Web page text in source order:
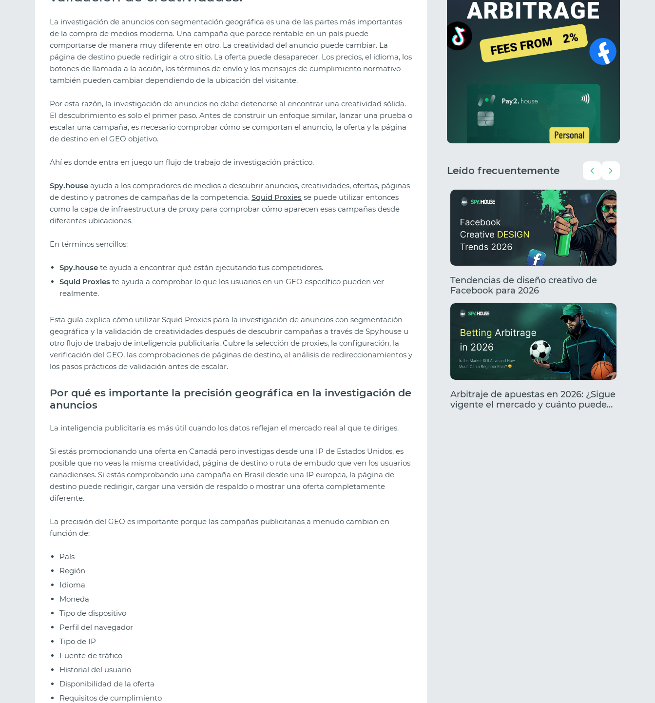
La investigación de anuncios con segmentación geográfica es una de las partes más importantes
de la compra de medios moderna. Una campaña que parece rentable en un país puede
comportarse de manera muy diferente en otro. La creatividad del anuncio puede cambiar. La
página de destino puede redirigir a otro sitio. La oferta puede desaparecer. Los precios, el idioma, los
botones de llamada a la acción, los términos de envío y los mensajes de cumplimiento normativo
también pueden cambiar dependiendo de la ubicación del visitante.
Por esta razón, la investigación de anuncios no debe detenerse al encontrar una creatividad sólida.
El descubrimiento es solo el primer paso. Antes de construir un enfoque similar, lanzar una prueba o
escalar una campaña, es necesario comprobar cómo se comportan el anuncio, la oferta y la página
de destino en el GEO objetivo.
Ahí es donde entra en juego un flujo de trabajo de investigación práctico.
Spy.house ayuda a los compradores de medios a descubrir anuncios, creatividades, ofertas, páginas
de destino y patrones de campañas de la competencia. Squid Proxies se puede utilizar entonces
como la capa de infraestructura de proxy para comprobar cómo aparecen esas campañas desde
diferentes ubicaciones.
En términos sencillos:
Spy.house te ayuda a encontrar qué están ejecutando tus competidores.
Squid Proxies te ayuda a comprobar lo que los usuarios en un GEO específico pueden ver
realmente.
Esta guía explica cómo utilizar Squid Proxies para la investigación de anuncios con segmentación
geográfica y la validación de creatividades después de descubrir campañas a través de Spy.house u
otro flujo de trabajo de inteligencia publicitaria. Cubre la selección de proxies, la configuración, la
verificación del GEO, las comprobaciones de páginas de destino, el análisis de redireccionamientos y
los pasos prácticos de validación antes de escalar.
Por qué es importante la precisión geográfica en la investigación de
anuncios
La inteligencia publicitaria es más útil cuando los datos reflejan el mercado real al que te diriges.
Si estás promocionando una oferta en Canadá pero investigas desde una IP de Estados Unidos, es
posible que no veas la misma creatividad, página de destino o ruta de embudo que ven los usuarios
canadienses. Si estás comprobando una campaña en Brasil desde una IP europea, la página de
destino puede redirigir, cargar una versión de respaldo o mostrar una oferta completamente
diferente.
La precisión del GEO es importante porque las campañas publicitarias a menudo cambian en
función de:
País
Región
Idioma
Moneda
Tipo de dispositivo
Perfil del navegador
Tipo de IP
Fuente de tráfico
Historial del usuario
Disponibilidad de la oferta
Requisitos de cumplimiento
Leído frecuentemente
Los mejores sorteos creativos de
Tendencias de diseño creativo de
Facebook para 2026
Arbitraje de apuestas en 2026: ¿Sigue
vigente el mercado y cuánto puede